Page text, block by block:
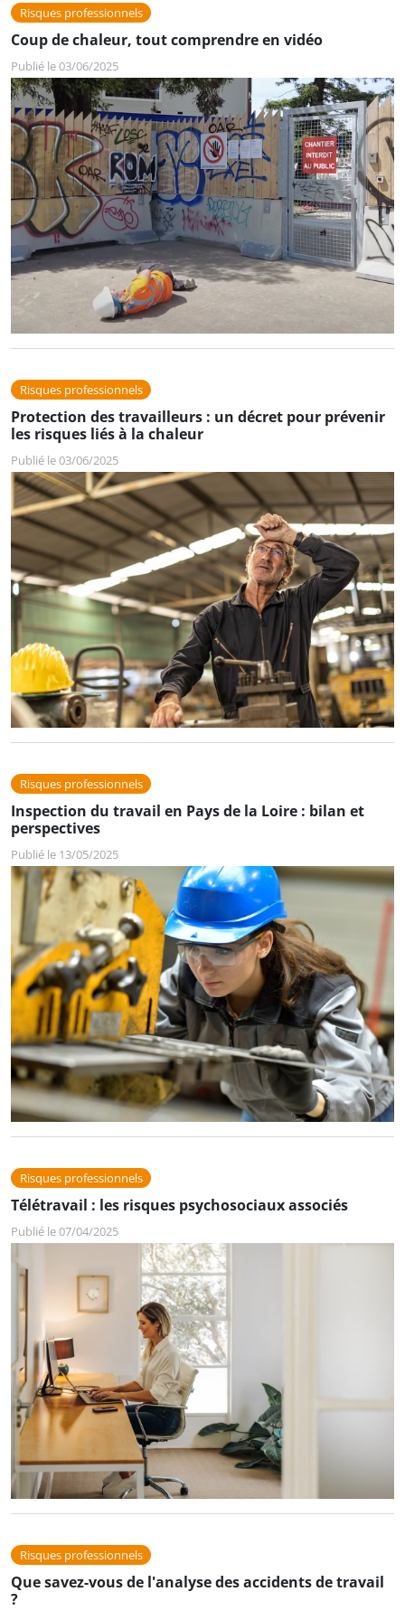
Risques professionnels
Coup de chaleur, tout comprendre en vidéo
Publié le 03/06/2025
Risques professionnels
Protection des travailleurs : un décret pour prévenir
les risques liés à la chaleur
Publié le 03/06/2025
Risques professionnels
Inspection du travail en Pays de la Loire : bilan et
perspectives
Publié le 13/05/2025
Risques professionnels
Télétravail : les risques psychosociaux associés
Publié le 07/04/2025
Risques professionnels
Que savez-vous de l'analyse des accidents de travail
?